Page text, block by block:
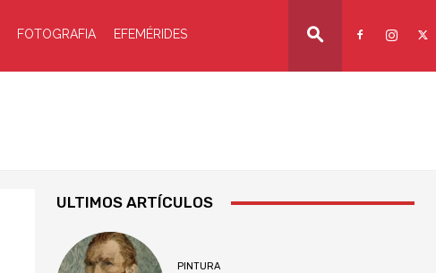
FOTOGRAFIA EFEMÉRIDES
ULTIMOS ARTÍCULOS
PINTURA